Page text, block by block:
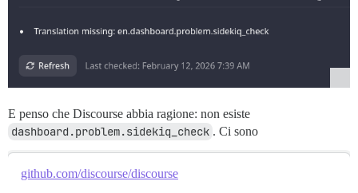
E penso che Discourse abbia ragione: non esiste
dashboard.problem.sidekiq_check . Ci sono
github.com/discourse/discourse